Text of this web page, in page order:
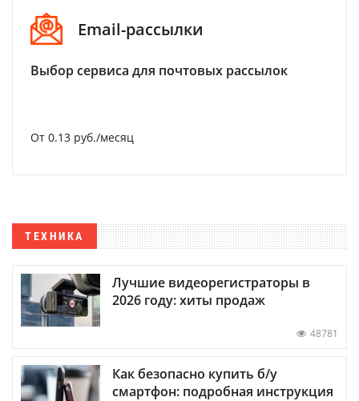
Email-рассылки
Выбор сервиса для почтовых рассылок
От 0.13 руб./месяц
ТЕХНИКА
Лучшие видеорегистраторы в
2026 году: хиты продаж
48781
Как безопасно купить б/у
смартфон: подробная инструкция